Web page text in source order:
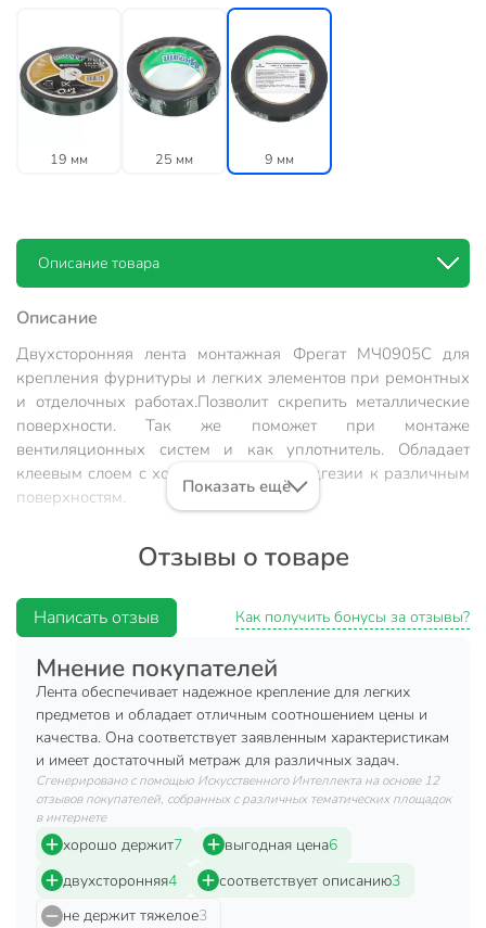
19 мм 25 мм 9 мм
Описание товара
Описание
Двухсторонняя лента монтажная Фрегат МЧ0905С для
крепления фурнитуры и легких элементов при ремонтных
и отделочных работах.Позволит скрепить металлические
поверхности. Так же поможет при монтаже
вентиляционных систем и как уплотнитель. Обладает
клеевым слоем с хорошей степенью адгезии к различным
поверхностям.
Материал: вспененный пропилен/каучук;
Длина: 5 м;
Ширина: 0.9 см;
Водостойкость: да.
Преимущества:
обладает повышенной мягкостью и гибкостью;
обеспечивает надежное соединение различных
материалов;
возможно использование на неровных и
шероховатых поверхностях.
Техническая информация
Показать ещё
Отзывы о товаре
Написать отзыв Как получить бонусы за отзывы?
Мнение покупателей
Лента обеспечивает надежное крепление для легких
предметов и обладает отличным соотношением цены и
качества. Она соответствует заявленным характеристикам
и имеет достаточный метраж для различных задач.
Сгенерировано с помощью Искусственного Интеллекта на основе 12
отзывов покупателей, собранных с различных тематических площадок
в интернете
хорошо держит7 выгодная цена6
двухсторонняя4 соответствует описанию3
не держит тяжелое3